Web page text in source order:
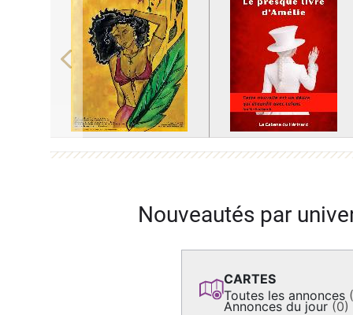
Previous
Nouveautés par
CARTES
Toutes les annonces
Annonces du jour (0)